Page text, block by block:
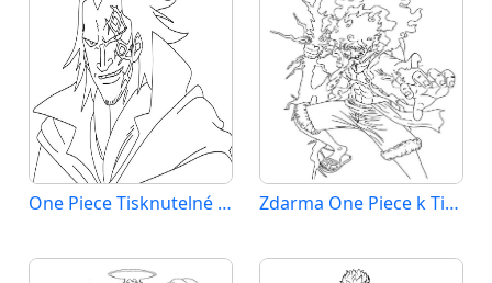
One Piece Tisknutelné pro Děti Zdarma One Piece k Tisku